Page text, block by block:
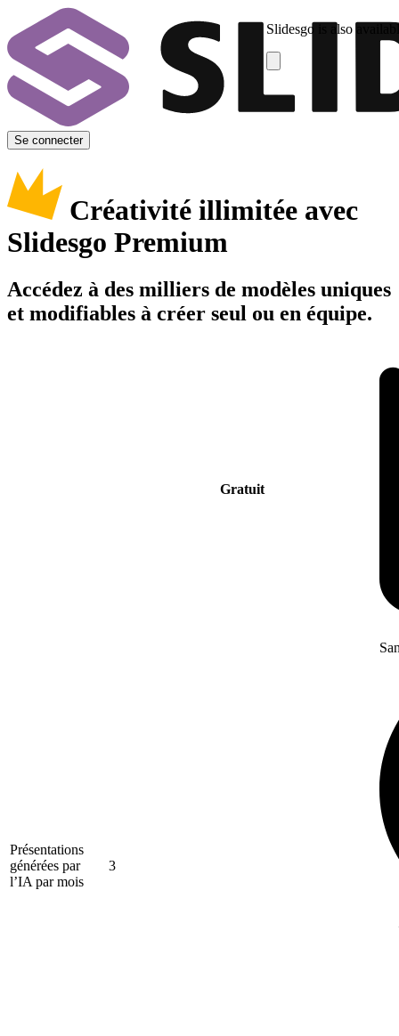
Slidesgo is also
Se connecter
Créativité illimitée avec
Slidesgo Premium
Accédez à des milliers de modèles uniques
et modifiables à créer seul ou en équipe.
Gratuit
Présentations
générées par
l’IA par mois
3